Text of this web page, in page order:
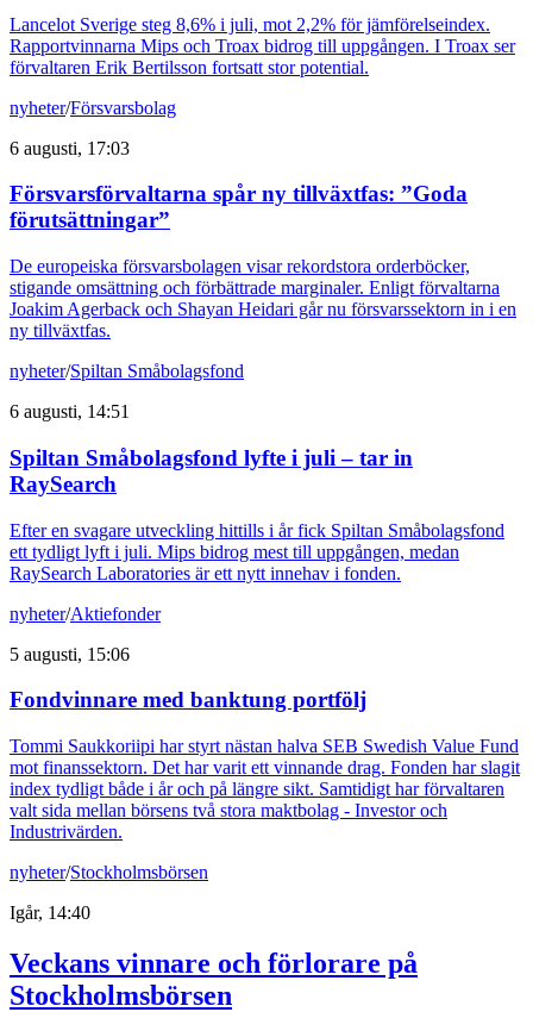
Lancelot Sverige steg 8,6% i juli, mot 2,2% för jämförelseindex.
Rapportvinnarna Mips och Troax bidrog till uppgången. I Troax ser
förvaltaren Erik Bertilsson fortsatt stor potential.
nyheter/Försvarsbolag
6 augusti, 17:03
Försvarsförvaltarna spår ny tillväxtfas: ”Goda
förutsättningar”
De europeiska försvarsbolagen visar rekordstora orderböcker,
stigande omsättning och förbättrade marginaler. Enligt förvaltarna
Joakim Agerback och Shayan Heidari går nu försvarssektorn in i en
ny tillväxtfas.
nyheter/Spiltan Småbolagsfond
6 augusti, 14:51
Spiltan Småbolagsfond lyfte i juli – tar in
RaySearch
Efter en svagare utveckling hittills i år fick Spiltan Småbolagsfond
ett tydligt lyft i juli. Mips bidrog mest till uppgången, medan
RaySearch Laboratories är ett nytt innehav i fonden.
nyheter/Aktiefonder
5 augusti, 15:06
Fondvinnare med banktung portfölj
Tommi Saukkoriipi har styrt nästan halva SEB Swedish Value Fund
mot finanssektorn. Det har varit ett vinnande drag. Fonden har slagit
index tydligt både i år och på längre sikt. Samtidigt har förvaltaren
valt sida mellan börsens två stora maktbolag - Investor och
Industrivärden.
nyheter/Stockholmsbörsen
Igår, 14:40
Veckans vinnare och förlorare på
Stockholmsbörsen